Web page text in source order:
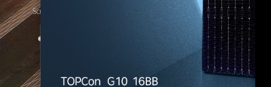
Scroll